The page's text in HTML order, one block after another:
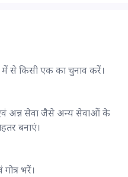
में से किसी एक का चुनाव करें।
एवं अन्न सेवा जैसे अन्य सेवाओं के
बनाएं।
भरें।